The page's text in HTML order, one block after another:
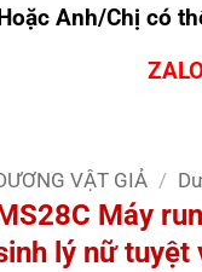
Anh/Chị có
VẬT GIẢ /
Máy
lý nữ tuyệt